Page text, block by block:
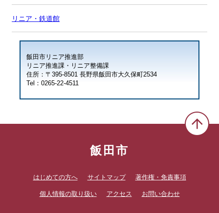
リニア・鉄道館
飯田市リニア推進部
リニア推進課・リニア整備課
住所：〒395-8501 長野県飯田市大久保町2534
Tel：0265-22-4511
飯田市
はじめての方へ サイトマップ 著作権・免責事項
個人情報の取り扱い アクセス お問い合わせ